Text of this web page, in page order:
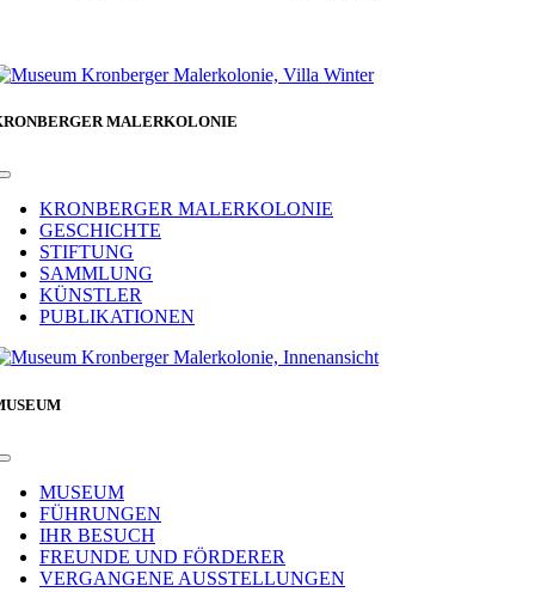
MALERKOLONIE
Toggle
NavigationKRONBERGER MALERKOLONIE
GESCHICHTE
STIFTUNG
SAMMLUNG
KÜNSTLER
PUBLIKATIONEN
Toggle
NavigationMUSEUM
FÜHRUNGEN
IHR BESUCH
FREUNDE UND FÖRDERER
VERGANGENE AUSSTELLUNGEN